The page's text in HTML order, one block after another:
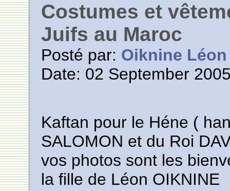
Costumes et
Juifs au Maroc
Posté par: Oiknine Léon
Date: 02 September
Kaftan pour le Héne (
SALOMON et du Roi
vos photos sont les
la fille de Léon OIKNINE